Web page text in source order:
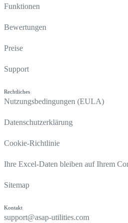
Funktionen
Bewertungen
Preise
Support
Rechtliches
Nutzungsbedingungen (EULA)
Datenschutzerklärung
Cookie-Richtlinie
Ihre Excel-Daten bleiben auf Ihrem
Sitemap
Kontakt
support@asap-utilities.com